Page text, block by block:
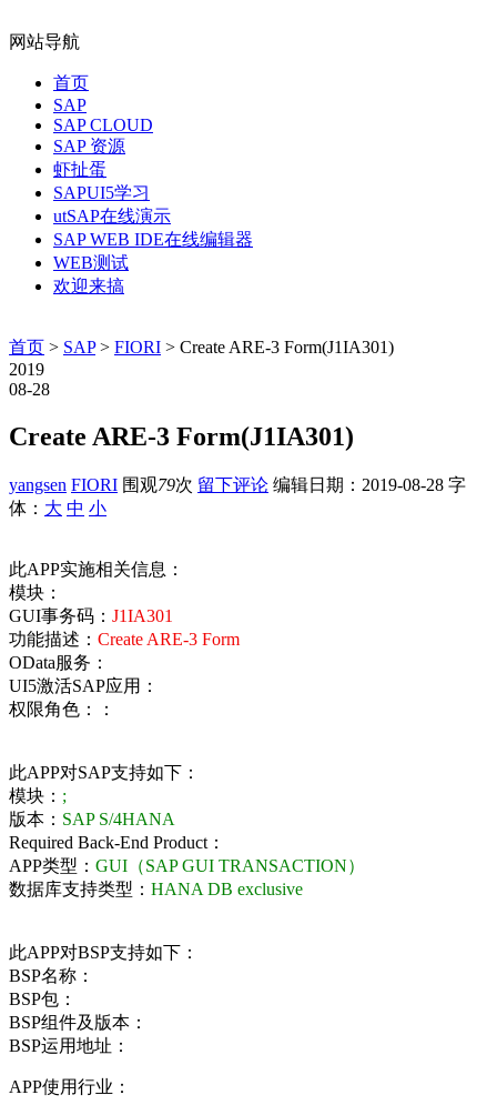
网站导航
首页
SAP
SAP CLOUD
SAP 资源
虾扯蛋
SAPUI5学习
utSAP在线演示
SAP WEB IDE在线编辑器
WEB测试
欢迎来搞
首页 > SAP> FIORI > Create ARE-3 Form(J1IA301)
2019
08-28
Create ARE-3 Form(J1IA301)
yangsen FIORI 围观79次 留下评论 编辑日期： 2019-08-28 字
体： 大 中 小
此APP实施相关信息：
模块：
GUI事务码： J1IA301
功能描述： Create ARE-3 Form
OData服务：
UI5激活SAP应用：
权限角色：：
此APP对SAP支持如下：
模块： ;
版本： SAP S/4HANA
Required Back-End Product：
APP类型： GUI（SAP GUI TRANSACTION）
数据库支持类型： HANA DB exclusive
此APP对BSP支持如下：
BSP名称：
BSP包：
BSP组件及版本：
BSP运用地址：
APP使用行业：